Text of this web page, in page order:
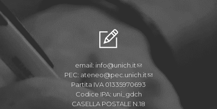
email: info@unich.it
PEC: ateneo@pec.unich.it
Partita IVA 01335970693
Codice IPA: uni_gdch
CASELLA POSTALE N.18